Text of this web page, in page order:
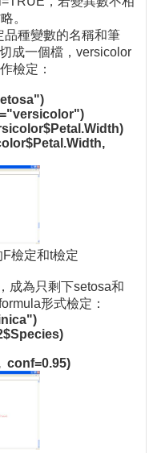
。
品種變數的名稱和筆
成一個檔，versicolor
檢定：
檢定和t檢定
成為只剩下setosa和
形式檢定：
conf=0.95)